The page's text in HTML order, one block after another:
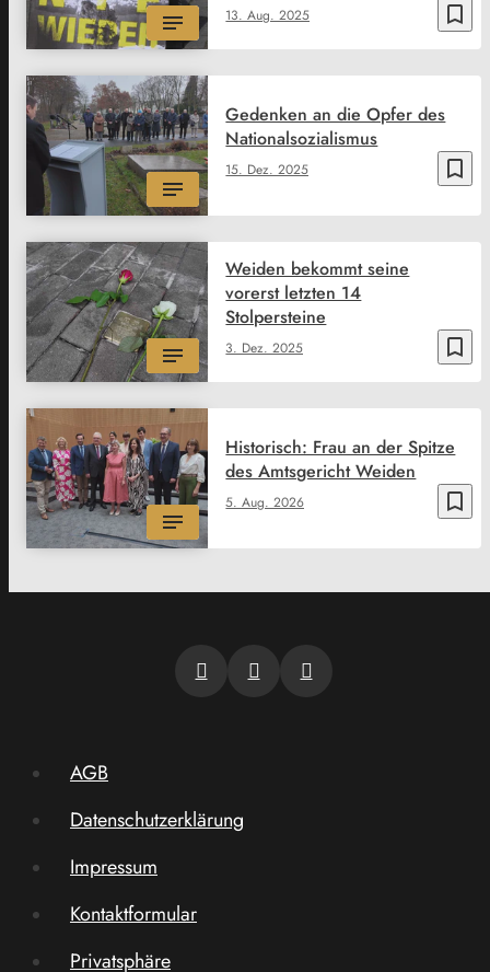
bookmark_border
13. Aug. 2025
bookmark_border
15. Dez. 2025
Gedenken an die Opfer des
Nationalsozialismus
bookmark_border
3. Dez. 2025
Weiden bekommt seine
vorerst letzten 14
Stolpersteine
bookmark_border
5. Aug. 2026
Historisch: Frau an der Spitze
des Amtsgericht Weiden
AGB
Datenschutzerklärung
Impressum
Kontaktformular
Privatsphäre